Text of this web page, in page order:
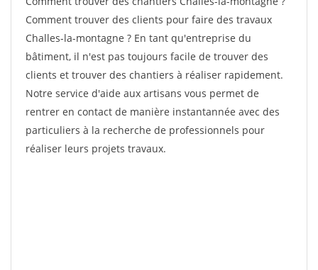
Comment trouver des clients pour faire des travaux
Challes-la-montagne ? En tant qu'entreprise du
bâtiment, il n'est pas toujours facile de trouver des
clients et trouver des chantiers à réaliser rapidement.
Notre service d'aide aux artisans vous permet de
rentrer en contact de manière instantannée avec des
particuliers à la recherche de professionnels pour
réaliser leurs projets travaux.